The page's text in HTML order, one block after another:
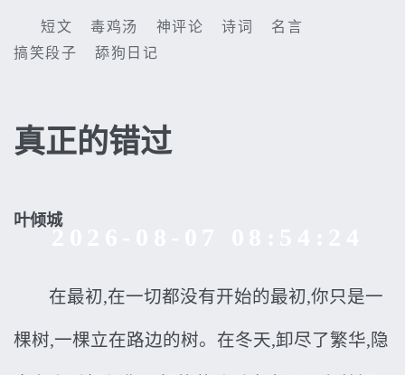
短文 毒鸡汤 神评论 诗词
名言
搞笑段子
舔狗日记
真正的错过
叶倾城
2026-08-07 08:54:24
在最初,在一切都没有开始的最初,你只是一
棵树,一棵立在路边的树。在冬天,卸尽了繁华,隐